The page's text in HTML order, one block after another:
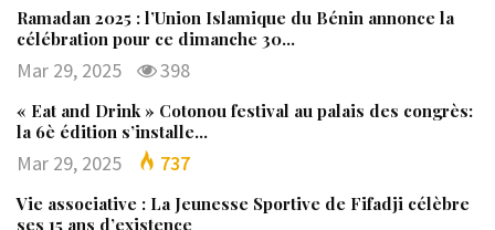
Ramadan 2025 : l’Union Islamique du Bénin annonce la
célébration pour ce dimanche 30…
Mar 29, 2025 398
« Eat and Drink » Cotonou festival au palais des congrès:
la 6è édition s’installe…
Mar 29, 2025 737
Vie associative : La Jeunesse Sportive de Fifadji célèbre
ses 15 ans d’existence